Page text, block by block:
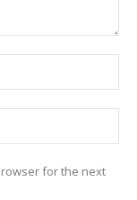
for the next